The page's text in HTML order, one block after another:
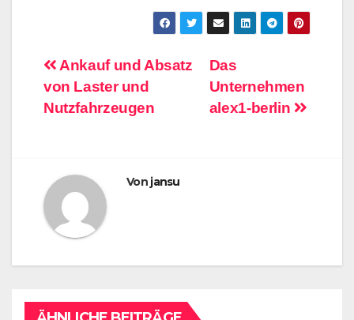
Beitragsnavigation
Das
Unternehmen
alex1-berlin
Ankauf und Absatz
von Laster und
Nutzfahrzeugen
Von jansu